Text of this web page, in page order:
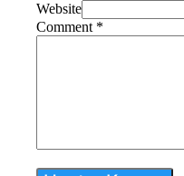
Website
Comment *